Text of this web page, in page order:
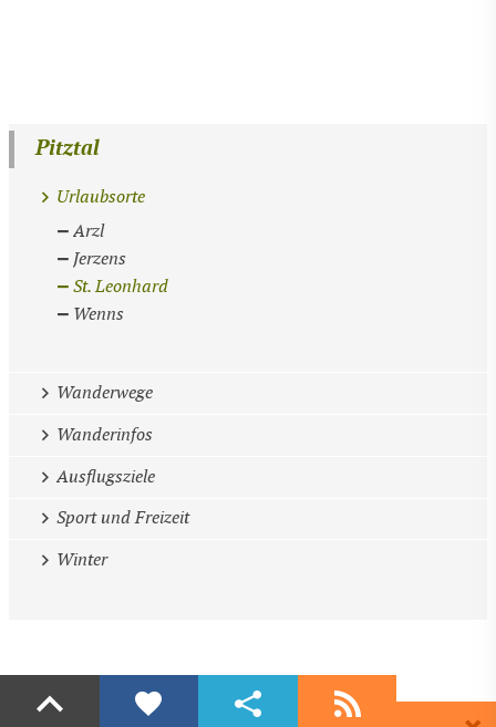
Pitztal
Urlaubsorte
Arzl
Jerzens
St. Leonhard
Wenns
Wanderwege
Wanderinfos
Ausflugsziele
Sport und Freizeit
Winter